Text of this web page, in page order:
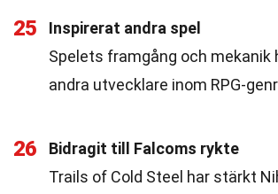
25
Inspirerat andra spel
Spelets framgång och mekanik
andra utvecklare inom RPG-
26
Bidragit till Falcoms rykte
Trails of Cold Steel har stärkt